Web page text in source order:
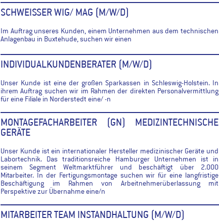
SCHWEISSER WIG/ MAG (M/W/D)
Im Auftrag unseres Kunden, einem Unternehmen aus dem technischen
Anlagenbau in Buxtehude, suchen wir einen
INDIVIDUALKUNDENBERATER (M/W/D)
Unser Kunde ist eine der großen Sparkassen in Schleswig-Holstein. In
ihrem Auftrag suchen wir im Rahmen der direkten Personalvermittlung
für eine Filiale in Norderstedt eine/ -n
MONTAGEFACHARBEITER (GN) MEDIZINTECHNISCHE
GERÄTE
Unser Kunde ist ein internationaler Hersteller medizinischer Geräte und
Labortechnik. Das traditionsreiche Hamburger Unternehmen ist in
seinem Segment Weltmarktführer und beschäftigt über 2.000
Mitarbeiter. In der Fertigungsmontage suchen wir für eine langfristige
Beschäftigung im Rahmen von Arbeitnehmerüberlassung mit
Perspektive zur Übernahme eine/n
MITARBEITER TEAM INSTANDHALTUNG (M/W/D)